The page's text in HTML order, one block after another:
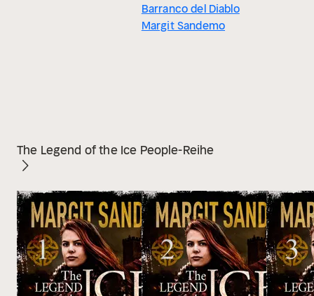
Barranco del Diablo
Margit Sandemo
The Legend of the Ice People-Reihe